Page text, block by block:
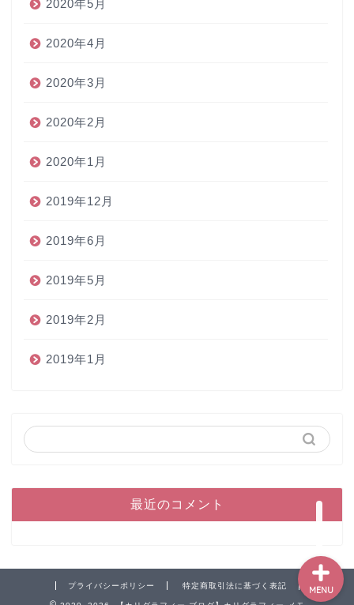
2020年5月
2020年4月
2020年3月
2020年2月
2020年1月
2019年12月
2019年6月
2019年5月
2019年2月
2019年1月
最近のコメント
プライバシーポリシー 特定商取引法に基づく表記 MENU
インク